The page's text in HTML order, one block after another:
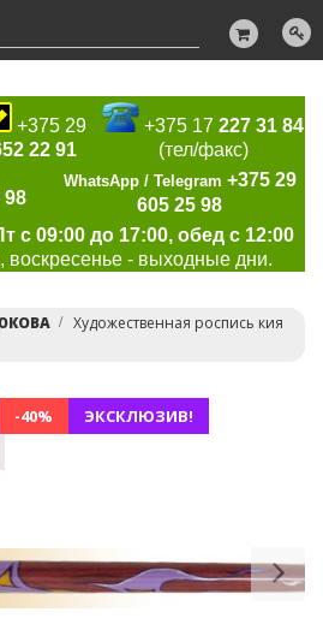
+375 29
22 91
+375 17227 31 84
(тел/факс)
98
WhatsApp / Telegram +375 29
605 25 98
с 09:00 до 17:00, обед с 12:00
воскресенье - выходные дни.
Художественная роспись кия
-40%
ЭКСКЛЮЗИВ!